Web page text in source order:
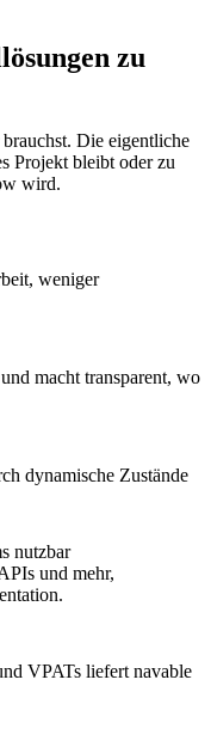
zu
Die eigentliche
Projekt bleibt oder zu
wird.
weniger
macht transparent, wo
dynamische Zustände
nutzbar
und mehr,
VPATs liefert navable